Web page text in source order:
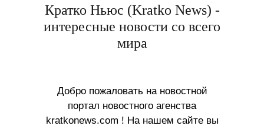
Кратко Ньюс (Kratko News) -
интересные новости со всего
мира
Добро пожаловать на новостной
портал новостного агенства
kratkonews.com ! На нашем сайте вы